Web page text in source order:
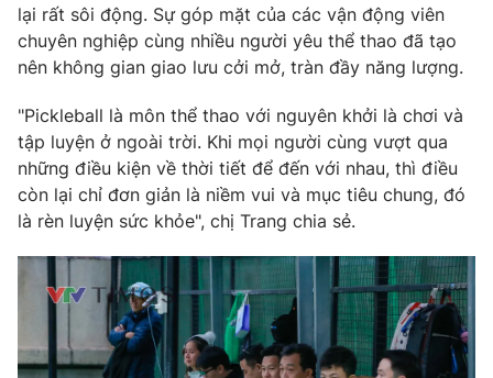
lại rất sôi động. Sự góp mặt của các vận động viên
chuyên nghiệp cùng nhiều người yêu thể thao đã tạo
nên không gian giao lưu cởi mở, tràn đầy năng lượng.
"Pickleball là môn thể thao với nguyên khởi là chơi và
tập luyện ở ngoài trời. Khi mọi người cùng vượt qua
những điều kiện về thời tiết để đến với nhau, thì điều
còn lại chỉ đơn giản là niềm vui và mục tiêu chung, đó
là rèn luyện sức khỏe", chị Trang chia sẻ.